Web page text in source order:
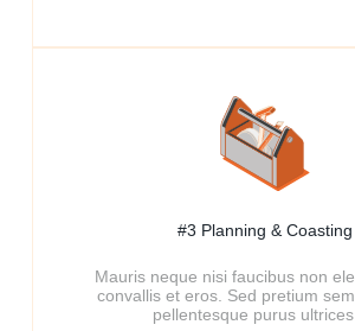
#3 Planning & Coasting​
Mauris neque nisi faucibus non
convallis et eros. Sed pretium
pellentesque purus ultrices